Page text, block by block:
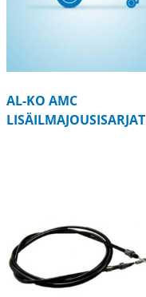
AL-KO AMC
LISÄILMAJOUSISARJAT